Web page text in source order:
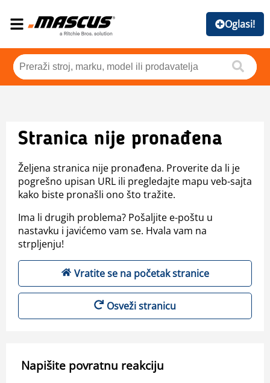
Oglasi!
Stranica nije pronađena
Željena stranica nije pronađena. Proverite da li je
pogrešno upisan URL ili pregledajte mapu veb-sajta
kako biste pronašli ono što tražite.
Ima li drugih problema? Pošaljite e-poštu u
nastavku i javićemo vam se. Hvala vam na
strpljenju!
Vratite se na početak stranice
Osveži stranicu
Napišite povratnu reakciju